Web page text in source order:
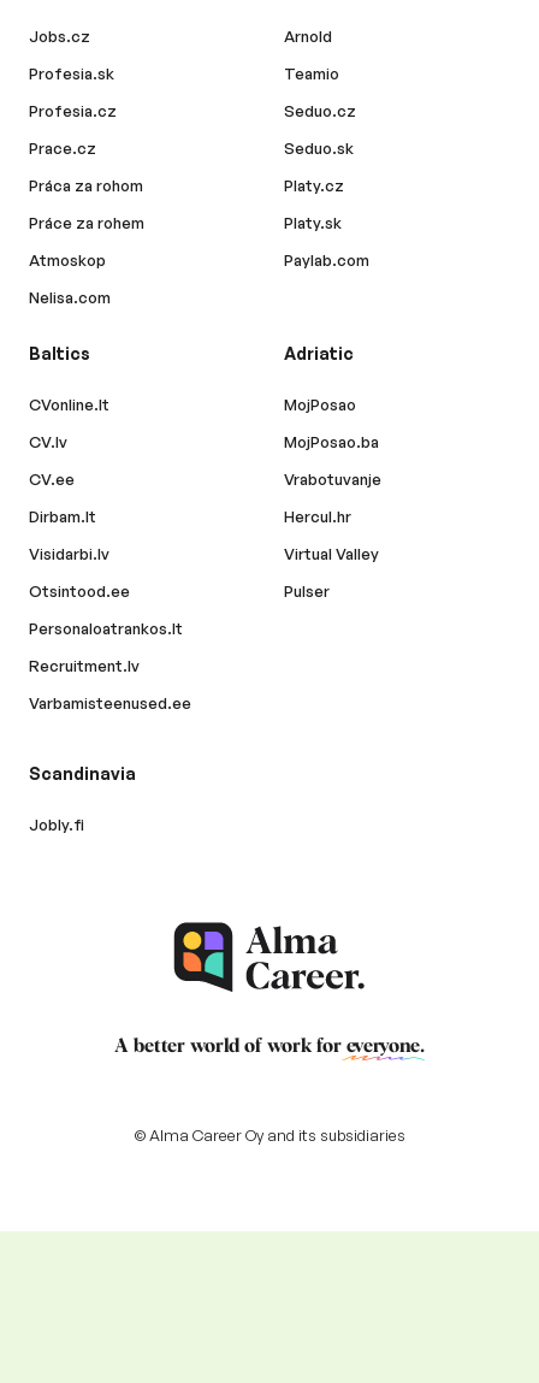
Jobs.cz
Profesia.sk
Profesia.cz
Prace.cz
Práca za rohom
Práce za rohem
Atmoskop
Nelisa.com
Arnold
Teamio
Seduo.cz
Seduo.sk
Platy.cz
Platy.sk
Paylab.com
Baltics
CVonline.lt
CV.lv
CV.ee
Dirbam.lt
Visidarbi.lv
Otsintood.ee
Personaloatrankos.lt
Recruitment.lv
Varbamisteenused.ee
Adriatic
MojPosao
MojPosao.ba
Vrabotuvanje
Hercul.hr
Virtual Valley
Pulser
Scandinavia
Jobly.fi
A better world of work for everyone.
© Alma Career Oy and its subsidiaries